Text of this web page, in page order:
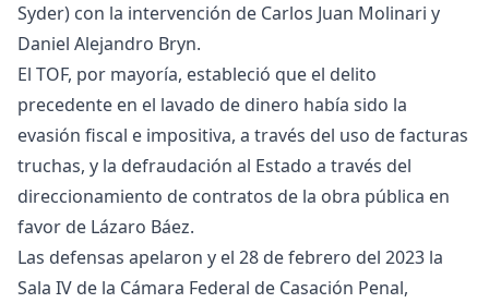
Syder) con la intervención de Carlos Juan Molinari y
Daniel Alejandro Bryn.
El TOF, por mayoría, estableció que el delito
precedente en el lavado de dinero había sido la
evasión fiscal e impositiva, a través del uso de facturas
truchas, y la defraudación al Estado a través del
direccionamiento de contratos de la obra pública en
favor de Lázaro Báez.
Las defensas apelaron y el 28 de febrero del 2023 la
Sala IV de la Cámara Federal de Casación Penal,